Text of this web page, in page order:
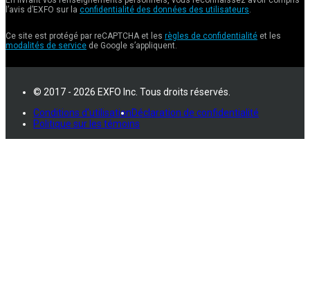
l’avis d’EXFO sur la confidentialité des données des utilisateurs.
Ce site est protégé par reCAPTCHA et les règles de confidentialité et les
modalités de service de Google s’appliquent.
© 2017 - 2026 EXFO Inc. Tous droits réservés.
Conditions d'utilisationDéclaration de confidentialité
Politique sur les témoins